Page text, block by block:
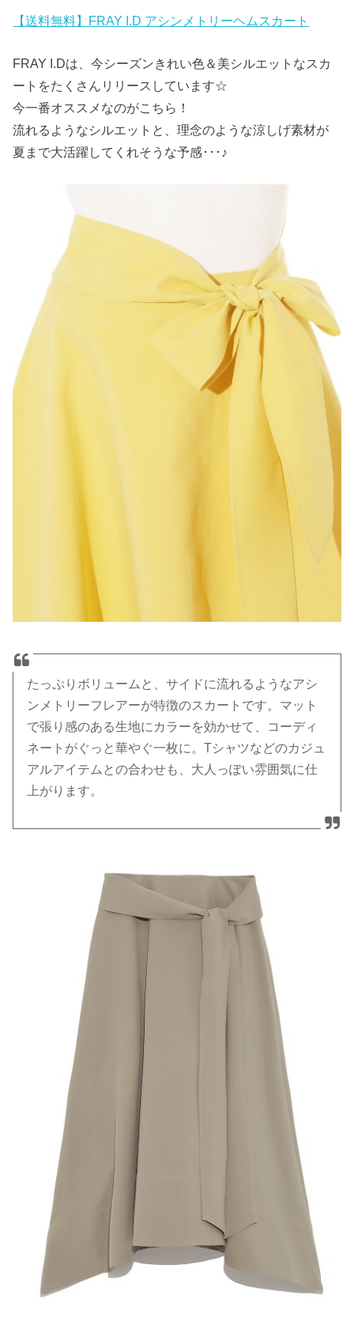
【送料無料】FRAY I.D アシンメトリーヘムスカート
FRAY I.Dは、今シーズンきれい色＆美シルエットなスカ
ートをたくさんリリースしています☆
今一番オススメなのがこちら！
流れるようなシルエットと、理念のような涼しげ素材が
夏まで大活躍してくれそうな予感･･･♪
たっぷりボリュームと、サイドに流れるようなアシ
ンメトリーフレアーが特徴のスカートです。マット
で張り感のある生地にカラーを効かせて、コーディ
ネートがぐっと華やぐ一枚に。Tシャツなどのカジュ
アルアイテムとの合わせも、大人っぽい雰囲気に仕
上がります。